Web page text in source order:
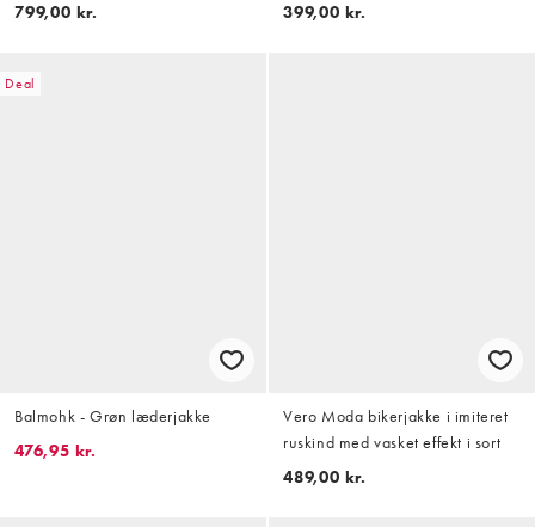
799,00 kr.
399,00 kr.
Deal
Balmohk - Grøn læderjakke
476,95 kr.
Vero Moda bikerjakke i imiteret
ruskind med vasket effekt i sort
489,00 kr.